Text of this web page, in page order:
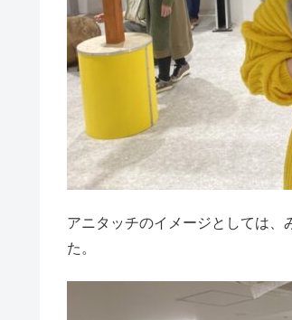
アニタッチのイメージとしては、
た。